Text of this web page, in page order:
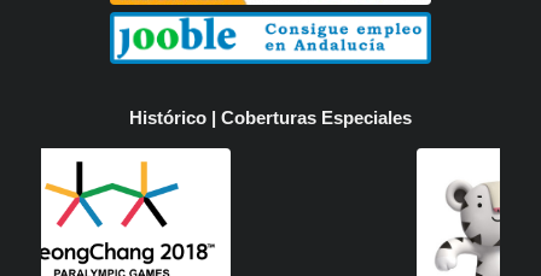
Histórico | Coberturas Especiales